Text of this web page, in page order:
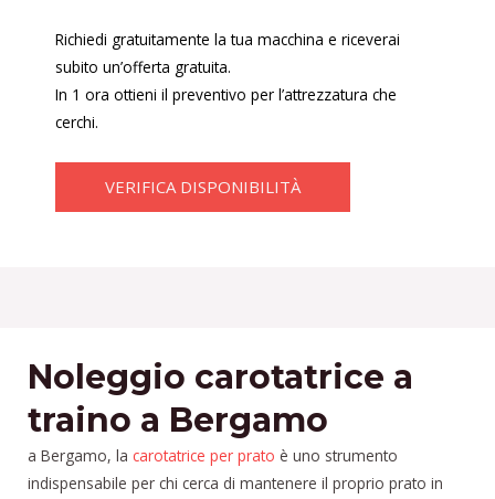
Richiedi gratuitamente la tua macchina e riceverai
subito un’offerta gratuita.
In 1 ora ottieni il preventivo per l’attrezzatura che
cerchi.
VERIFICA DISPONIBILITÀ
Noleggio carotatrice a
traino a Bergamo
a Bergamo, la carotatrice per prato è uno strumento
indispensabile per chi cerca di mantenere il proprio prato in